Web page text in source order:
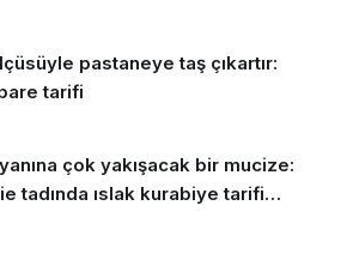
pastaneye taş çıkartır:
tarifi
çok yakışacak bir mucize:
tadında ıslak kurabiye tarifi…